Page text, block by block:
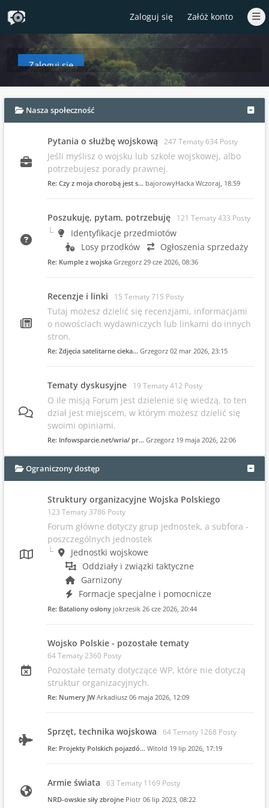
Zaloguj się Załóż konto
Zaloguj się
aby zobaczyć w tym miejscu podsumowanie najnowszych wpisów od
Nasza społeczność
Pytania o służbę wojskową 247 Tematy 634 Posty
Jeśli myślisz o wojsku lub szkole wojskowej, albo
potrzebujesz porady prawnej.
Re: Czy z moja chorobą jest s… bajorowyHacka Wczoraj, 18:59
Poszukuję, pytam, potrzebuję 121 Tematy 433 Posty
Identyfikacje przedmiotów
Losy przodków
Ogłoszenia sprzedaży
Re: Kumple z wojska Grzegorz 29 cze 2026, 08:36
Recenzje i linki 15 Tematy 715 Posty
Tutaj możesz dzielić się recenzjami, informacjami
o nowościach wydawniczych lub linkami do innych
stron.
Re: Zdjęcia satelitarne cieka… Grzegorz 02 mar 2026, 23:15
Tematy dyskusyjne 19 Tematy 412 Posty
O ile misją Forum jest dzielenie się wiedzą, to ten
dział jest miejscem, w którym możesz dzielić się
swoimi opiniami.
Re: Infowsparcie.net/wria/ pr… Grzegorz 19 maja 2026, 22:06
Ograniczony dostęp
Struktury organizacyjne Wojska Polskiego
123 Tematy 3786 Posty
Forum główne dotyczy grup jednostek, a subfora -
poszczególnych jednostek
Jednostki wojskowe
Oddziały i związki taktyczne
Garnizony
Formacje specjalne i pomocnicze
Re: Bataliony osłony jokrzesik 26 cze 2026, 20:44
Wojsko Polskie - pozostałe tematy
64 Tematy 2360 Posty
Pozostałe tematy dotyczące WP, które nie dotyczą
struktur organizacyjnych.
Re: Numery JW Arkadiusz 06 maja 2026, 12:09
Sprzęt, technika wojskowa 64 Tematy 1268 Posty
Re: Projekty Polskich pojazdó… Witold 19 lip 2026, 17:19
Armie świata 63 Tematy 1169 Posty
NRD-owskie siły zbrojne Piotr 06 lip 2023, 08:22